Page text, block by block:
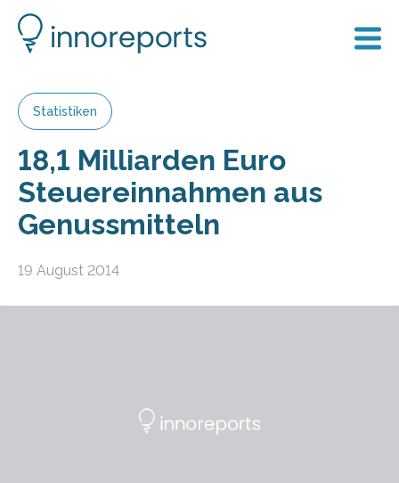
Statistiken
18,1 Milliarden Euro
Steuereinnahmen aus
Genussmitteln
19 August 2014